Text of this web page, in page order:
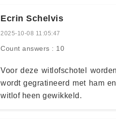
Ecrin Schelvis
2025-10-08 11:05:47
Count answers : 10
Voor deze witlofschotel
wordt gegratineerd met ham
witlof heen gewikkeld.